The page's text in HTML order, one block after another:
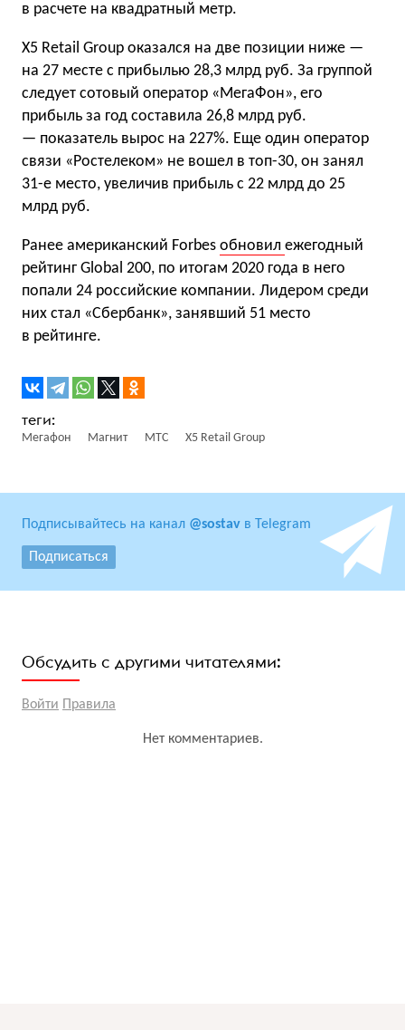
в расчете на квадратный метр.
X5 Retail Group оказался на две позиции ниже —
на 27 месте с прибылью 28,3 млрд руб. За группой
следует сотовый оператор «МегаФон», его
прибыль за год составила 26,8 млрд руб.
— показатель вырос на 227%. Еще один оператор
связи «Ростелеком» не вошел в топ-30, он занял
31-е место, увеличив прибыль с 22 млрд до 25
млрд руб.
Ранее американский Forbes обновил ежегодный
рейтинг Global 200, по итогам 2020 года в него
попали 24 российские компании. Лидером среди
них стал «Сбербанк», занявший 51 место
в рейтинге.
Мегафон Магнит МТС X5 Retail Group
Подписывайтесь на канал @sostav в Telegram
Подписаться
Обсудить с другими читателями:
Войти Правила
Нет комментариев.